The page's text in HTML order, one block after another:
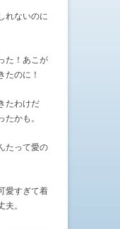
れないのに
た！あこが
たのに！
たわけだ
かも。
たって愛の
愛すぎて着
。